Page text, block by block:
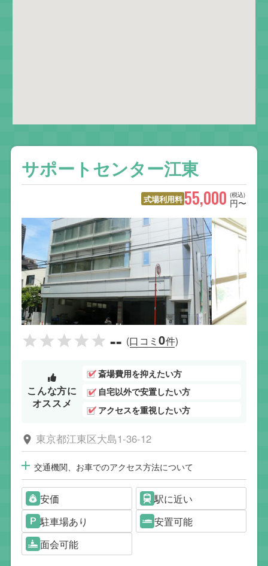
サポートセンター江東
式場利用料 (税込)
55,000 円〜
-- (口コミ0件)
こんな方に
オススメ
斎場費用を抑えたい方
自宅以外で安置したい方
アクセスを重視したい方
東京都江東区大島1-36-12
交通機関、お車でのアクセス方法について
安価
駅に近い
駐車場あり
安置可能
面会可能